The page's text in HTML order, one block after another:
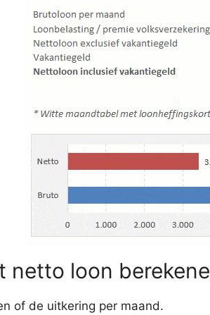
netto loon
of de uitkering per maand.